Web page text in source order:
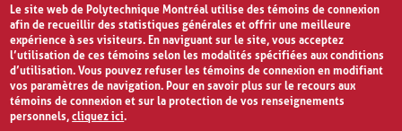
Le site web de Polytechnique Montréal utilise des témoins de connexion
afin de recueillir des statistiques générales et offrir une meilleure
expérience à ses visiteurs. En naviguant sur le site, vous acceptez
l’utilisation de ces témoins selon les modalités spécifiées aux conditions
d’utilisation. Vous pouvez refuser les témoins de connexion en modifiant
vos paramètres de navigation. Pour en savoir plus sur le recours aux
témoins de connexion et sur la protection de vos renseignements
personnels,cliquez ici.